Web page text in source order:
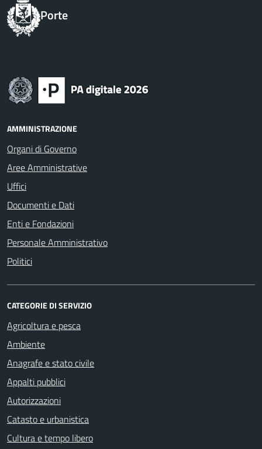
Porte
AMMINISTRAZIONE
Organi di Governo
Aree Amministrative
Uffici
Documenti e Dati
Enti e Fondazioni
Personale Amministrativo
Politici
CATEGORIE DI SERVIZIO
Agricoltura e pesca
Ambiente
Anagrafe e stato civile
Appalti pubblici
Autorizzazioni
Catasto e urbanistica
Cultura e tempo libero